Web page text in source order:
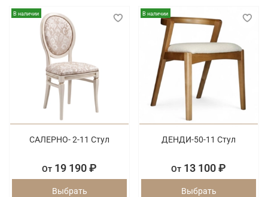
В наличии
САЛЕРНО- 2-11 Стул
От 19 190 ₽
Выбрать
В наличии
ДЕНДИ-50-11 Стул
От 13 100 ₽
Выбрать